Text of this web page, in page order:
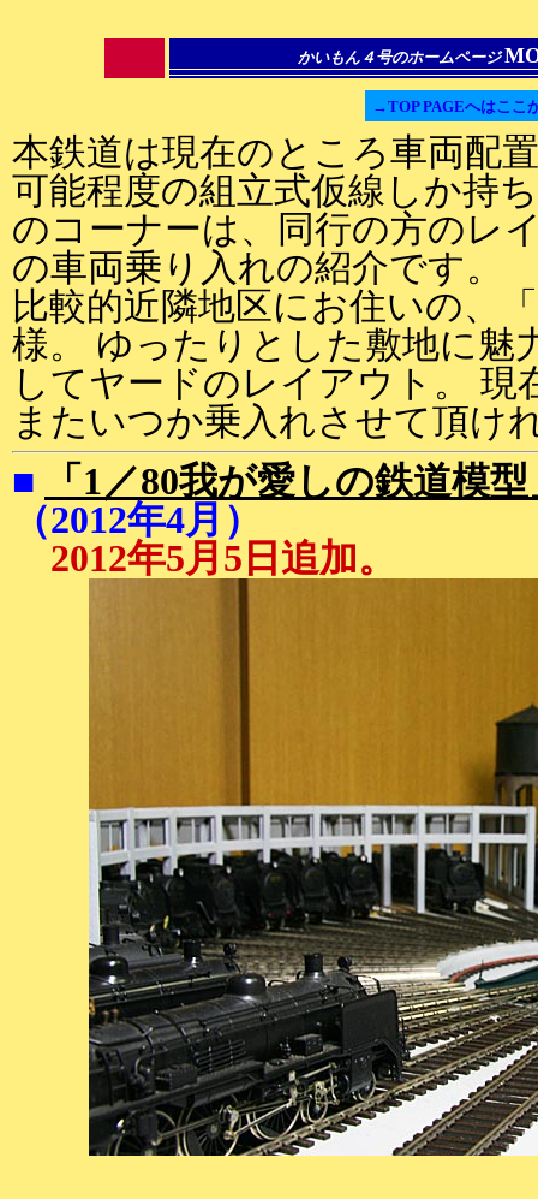
かいもん４号のホームページ
→TOP PAGEへはここ
本鉄道は現在のところ車両配
可能程度の組立式仮線しか持
のコーナーは、同行の方のレ
の車両乗り入れの紹介です。
比較的近隣地区にお住いの、
様。 ゆったりとした敷地に魅
してヤードのレイアウト。 現
またいつか乗入れさせて頂け
■
「1／80我が愛しの鉄道模
（2012年4月）
2012年5月5日追加。